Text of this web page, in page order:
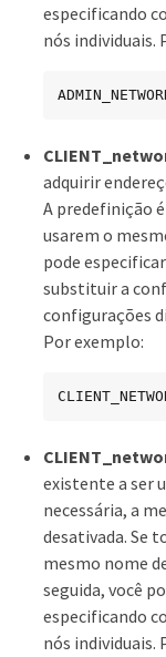
especificando
nós individuais.
adquirir
A predefinição
usarem o
pode
substituir a
configurações
Por exemplo:
existente a ser
necessária, a
desativada. Se
mesmo nome
seguida, você
especificando
nós individuais.